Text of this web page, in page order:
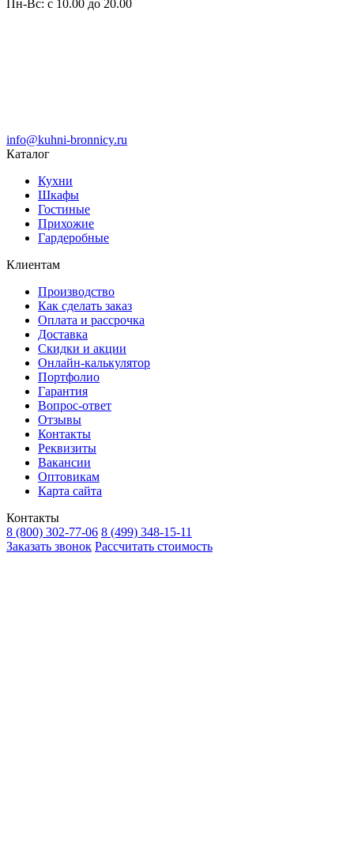
Пн-Вс: с 10.00 до 20.00
info@kuhni-bronnicy.ru
Каталог
Кухни
Шкафы
Гостиные
Прихожие
Гардеробные
Клиентам
Производство
Как сделать заказ
Оплата и рассрочка
Доставка
Скидки и акции
Онлайн-калькулятор
Портфолио
Гарантия
Вопрос-ответ
Отзывы
Контакты
Реквизиты
Вакансии
Оптовикам
Карта сайта
Контакты
8 (800) 302-77-06 8 (499) 348-15-11
Заказать звонок Рассчитать стоимость